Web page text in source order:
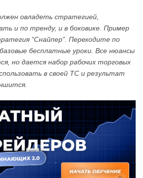
овладеть стратегией,
и по тренду, и в боковике. Пример
“Снайпер”. Переходите по
бесплатные уроки. Все нюансы
но дается набор рабочих торговых
в своей ТС и результат